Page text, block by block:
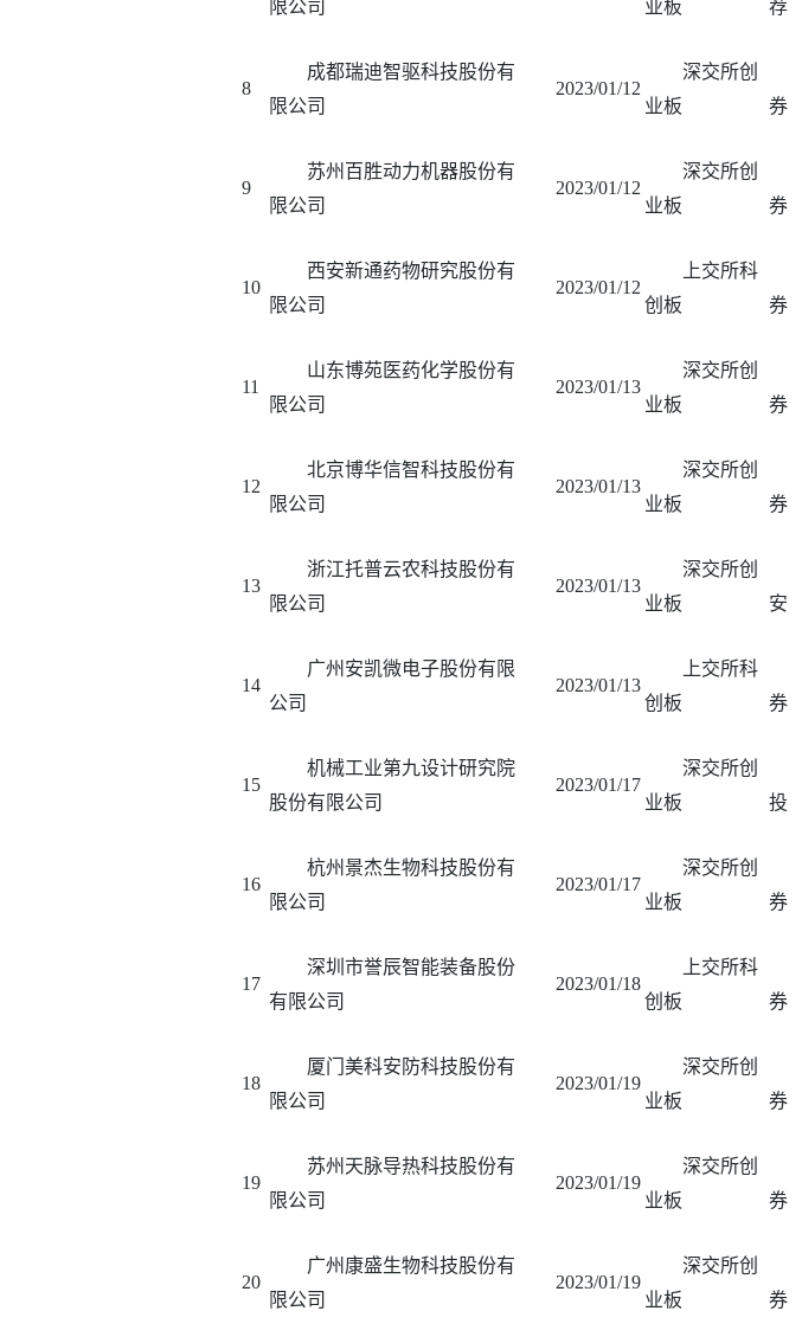
限公司
业板
荐
8
成都瑞迪智驱科技股份有
限公司
2023/01/12
深交所创
业板
券
9
苏州百胜动力机器股份有
限公司
2023/01/12
深交所创
业板
券
10
西安新通药物研究股份有
限公司
2023/01/12
上交所科
创板
券
11
山东博苑医药化学股份有
限公司
2023/01/13
深交所创
业板
券
12
北京博华信智科技股份有
限公司
2023/01/13
深交所创
业板
券
13
浙江托普云农科技股份有
限公司
2023/01/13
深交所创
业板
安
14
广州安凯微电子股份有限
公司
2023/01/13
上交所科
创板
券
15
机械工业第九设计研究院
股份有限公司
2023/01/17
深交所创
业板
投
16
杭州景杰生物科技股份有
限公司
2023/01/17
深交所创
业板
券
17
深圳市誉辰智能装备股份
有限公司
2023/01/18
上交所科
创板
券
18
厦门美科安防科技股份有
限公司
2023/01/19
深交所创
业板
券
19
苏州天脉导热科技股份有
限公司
2023/01/19
深交所创
业板
券
20
广州康盛生物科技股份有
限公司
2023/01/19
深交所创
业板
券